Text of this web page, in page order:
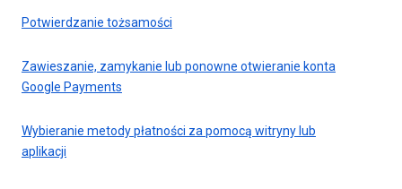
Potwierdzanie tożsamości
Zawieszanie, zamykanie lub ponowne otwieranie konta
Google Payments
Wybieranie metody płatności za pomocą witryny lub
aplikacji